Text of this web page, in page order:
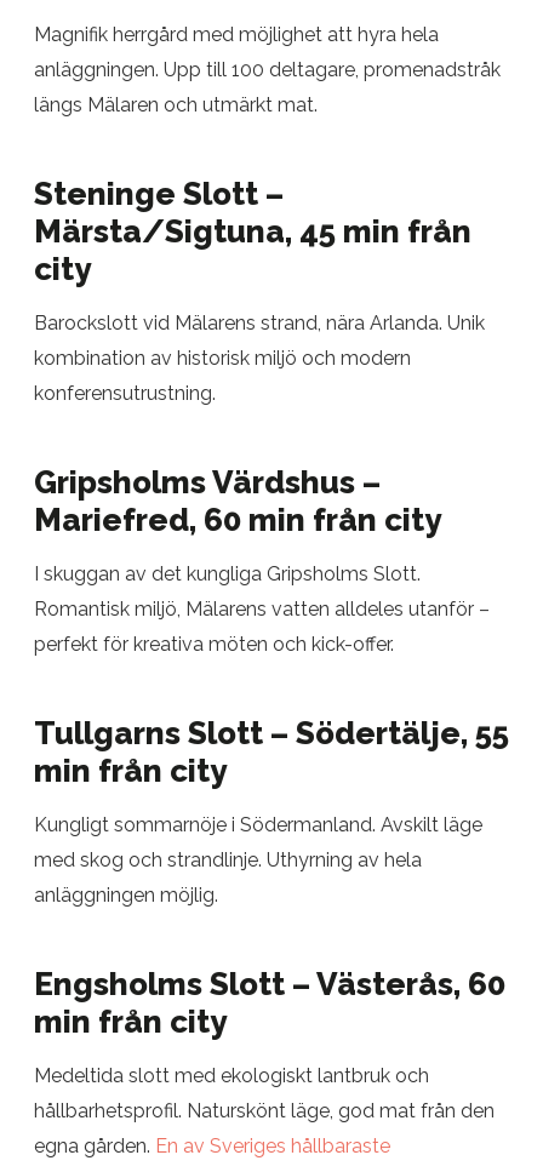
Magnifik herrgård med möjlighet att hyra hela
anläggningen. Upp till 100 deltagare, promenadstråk
längs Mälaren och utmärkt mat.
Steninge Slott –
Märsta/Sigtuna, 45 min från
city
Barockslott vid Mälarens strand, nära Arlanda. Unik
kombination av historisk miljö och modern
konferensutrustning.
Gripsholms Värdshus –
Mariefred, 60 min från city
I skuggan av det kungliga Gripsholms Slott.
Romantisk miljö, Mälarens vatten alldeles utanför –
perfekt för kreativa möten och kick-offer.
Tullgarns Slott – Södertälje, 55
min från city
Kungligt sommarnöje i Södermanland. Avskilt läge
med skog och strandlinje. Uthyrning av hela
anläggningen möjlig.
Engsholms Slott – Västerås, 60
min från city
Medeltida slott med ekologiskt lantbruk och
hållbarhetsprofil. Naturskönt läge, god mat från den
egna gården. En av Sveriges hållbaraste